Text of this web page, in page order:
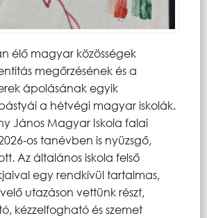
élő magyar közösségek
megőrzésének és a
ápolásának egyik
a hétvégi magyar iskolák.
János Magyar Iskola falai
os tanévben is nyüzsgő,
Az általános iskola felső
egy rendkívül tartalmas,
utazáson vettünk részt,
kézzelfogható és szemet